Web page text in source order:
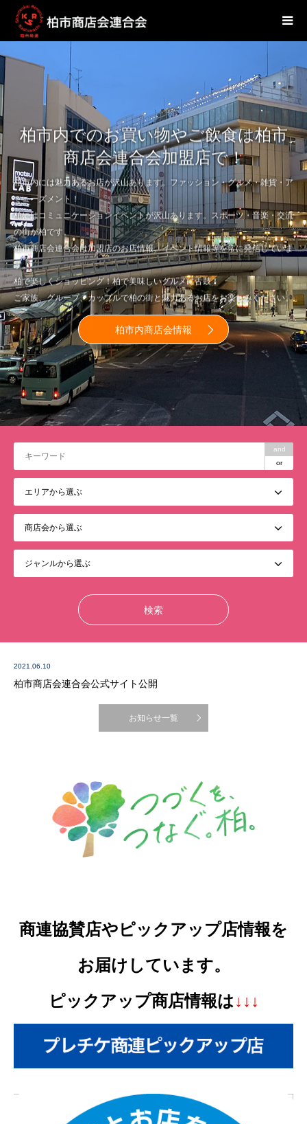
柏市内でのお買い物やご飲食は柏市
商店会連合会加盟店で！
柏市内には魅力あるお店が沢山あります。ファッション・グルメ・雑貨・ア
ミューズメント！
柏にはコミュニケーションイベントが沢山あります。スポーツ・音楽・交流
の街が柏です。
柏市商店会連合会は加盟店のお店情報、イベント情報等を常に発信していま
す。
柏で楽しくショッピング！柏で美味しいグルメに舌鼓！
ご家族、グループ、カップルで柏の街と魅力あるお店をお楽しみください。
柏市内商店会情報
and
or
2021.06.10
柏市商店会連合会公式サイト公開
お知らせ一覧
商連協賛店やピックアップ店情報を
お届けしています。
ピックアップ商店情報は↓↓↓